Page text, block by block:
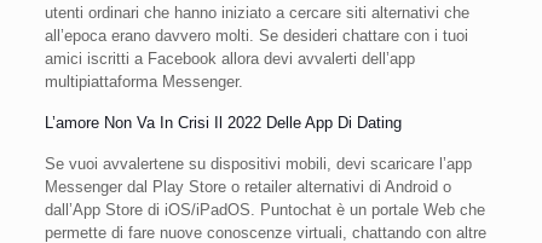
utenti ordinari che hanno iniziato a cercare siti alternativi che
all’epoca erano davvero molti. Se desideri chattare con i tuoi
amici iscritti a Facebook allora devi avvalerti dell’app
multipiattaforma Messenger.
L’amore Non Va In Crisi Il 2022 Delle App Di Dating
Se vuoi avvalertene su dispositivi mobili, devi scaricare l’app
Messenger dal Play Store o retailer alternativi di Android o
dall’App Store di iOS/iPadOS. Puntochat è un portale Web che
permette di fare nuove conoscenze virtuali, chattando con altre